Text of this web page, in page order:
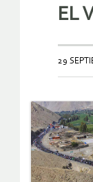
EL
29